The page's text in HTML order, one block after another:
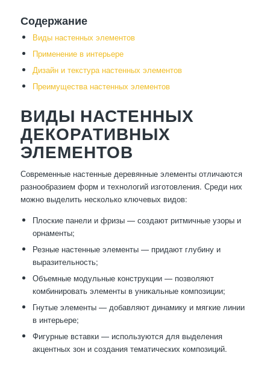
Содержание
Виды настенных элементов
Применение в интерьере
Дизайн и текстура настенных элементов
Преимущества настенных элементов
ВИДЫ НАСТЕННЫХ
ДЕКОРАТИВНЫХ
ЭЛЕМЕНТОВ
Современные настенные деревянные элементы отличаются
разнообразием форм и технологий изготовления. Среди них
можно выделить несколько ключевых видов:
Плоские панели и фризы — создают ритмичные узоры и
орнаменты;
Резные настенные элементы — придают глубину и
выразительность;
Объемные модульные конструкции — позволяют
комбинировать элементы в уникальные композиции;
Гнутые элементы — добавляют динамику и мягкие линии
в интерьере;
Фигурные вставки — используются для выделения
акцентных зон и создания тематических композиций.